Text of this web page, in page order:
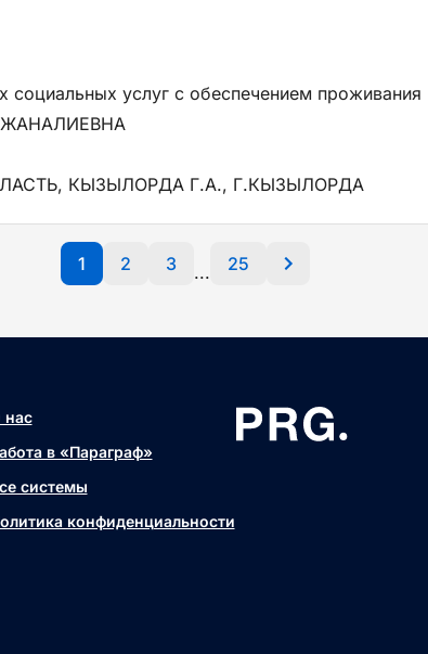
социальных услуг с обеспечением проживания
ЖАНАЛИЕВНА
КЫЗЫЛОРДА Г.А., Г.КЫЗЫЛОРДА
1 2 3 ... 25
нас
в «Параграф»
системы
конфиденциальности